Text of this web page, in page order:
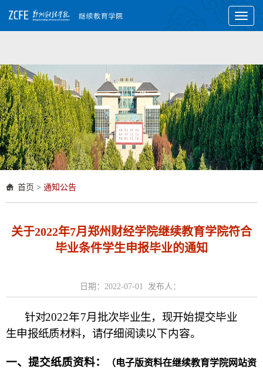
Toggle
首页 > 通知公告
关于2022年7月郑州财经学院继续教育学院符合
毕业条件学生申报毕业的通知
日期：2022-07-01 发布人：
针对2022年7月批次毕业生，现开始提交毕业
生申报纸质材料，请仔细阅读以下内容。
一、 提交纸质资料： （电子版资料在继续教育学院网站资